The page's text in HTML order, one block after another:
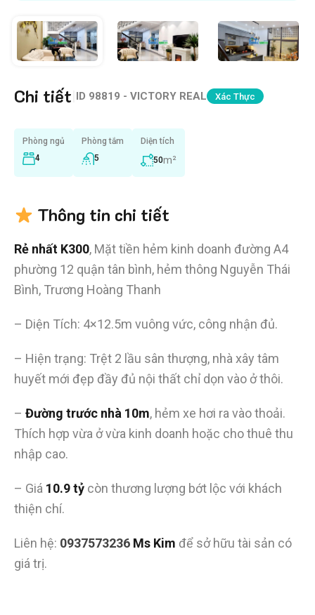
Chi tiết ID 98819 - VICTORY REAL Xác Thực
Phòng ngủ
4
Phòng tắm
5
Diện tích
50m²
Thông tin chi tiết
Rẻ nhất K300, Mặt tiền hẻm kinh doanh đường A4
phường 12 quận tân bình, hẻm thông Nguyễn Thái
Bình, Trương Hoàng Thanh
– Diện Tích: 4×12.5m vuông vức, công nhận đủ.
– Hiện trạng: Trệt 2 lầu sân thượng, nhà xây tâm
huyết mới đẹp đầy đủ nội thất chỉ dọn vào ở thôi.
– Đường trước nhà 10m, hẻm xe hơi ra vào thoải.
Thích hợp vừa ở vừa kinh doanh hoặc cho thuê thu
nhập cao.
– Giá 10.9 tỷ còn thương lượng bớt lộc với khách
thiện chí.
Liên hệ: 0937573236 Ms Kim để sở hữu tài sản có
giá trị.